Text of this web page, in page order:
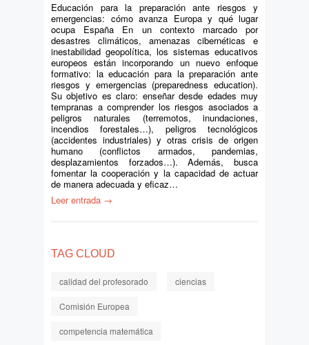
Educación para la preparación ante riesgos y
emergencias: cómo avanza Europa y qué lugar
ocupa España En un contexto marcado por
desastres climáticos, amenazas cibernéticas e
inestabilidad geopolítica, los sistemas educativos
europeos están incorporando un nuevo enfoque
formativo: la educación para la preparación ante
riesgos y emergencias (preparedness education).
Su objetivo es claro: enseñar desde edades muy
tempranas a comprender los riesgos asociados a
peligros naturales (terremotos, inundaciones,
incendios forestales…), peligros tecnológicos
(accidentes industriales) y otras crisis de origen
humano (conflictos armados, pandemias,
desplazamientos forzados…). Además, busca
fomentar la cooperación y la capacidad de actuar
de manera adecuada y eficaz…
Leer entrada →
TAG CLOUD
calidad del profesorado ciencias
Comisión Europea
competencia matemática